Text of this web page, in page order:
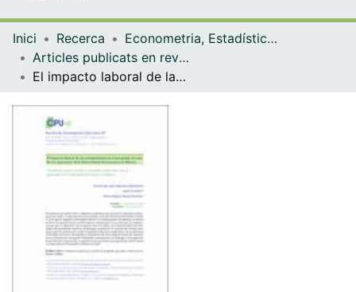
Navega per tot el DD
Contacte
Inici Recerca
Econometria, Estadística i Economia Aplicada
Articles publicats en revistes (Econometria, Estadística i Economia Aplicada)
El impacto laboral de las competencias en el posgrado: el caso de los egresados de la Universidad Veracruzana en México